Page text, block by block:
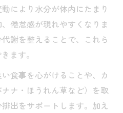
により水分が体内にたまり
倦怠感が現れやすくなりま
謝を整えることで、これら
ます。
食事を心がけることや、カ
ナ・ほうれん草など）を取
出をサポートします。加え